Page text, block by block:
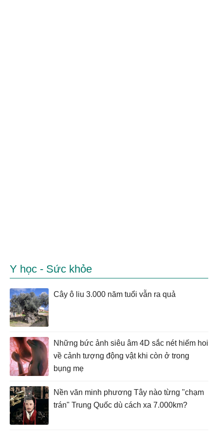
Y học - Sức khỏe
Cây ô liu 3.000 năm tuổi vẫn ra quả
Những bức ảnh siêu âm 4D sắc nét hiếm hoi
về cảnh tượng động vật khi còn ở trong
bụng mẹ
Nền văn minh phương Tây nào từng "chạm
trán" Trung Quốc dù cách xa 7.000km?